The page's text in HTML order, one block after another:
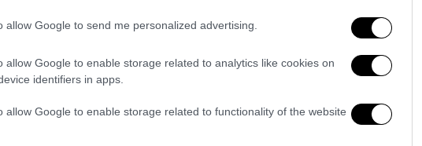
allow Google to send me personalized advertising.
allow Google to enable storage related to analytics like cookies on
identifiers in apps.
allow Google to enable storage related to functionality of the website
ξεπεραστούν σε αριθμό
Τηλεόραση 26.05.2026 10:40
Κεντρικό...
Κεντρικό